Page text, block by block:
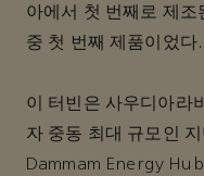
아에서 첫 번째로 제조
중 첫 번째 제품이었다.
이 터빈은 사우디아라
자 중동 최대 규모인
Dammam Energy